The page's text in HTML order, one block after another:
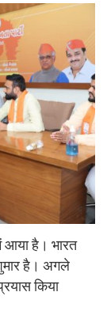
आया है। भारत
है। अगले
किया